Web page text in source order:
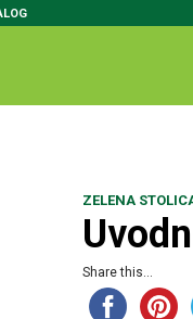
ZELENA
Share this...